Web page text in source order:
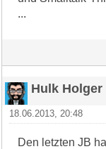
...
Hulk Holger
18.06.2013, 20:48
Den letzten JB